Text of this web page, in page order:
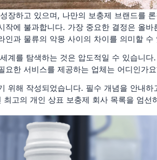
장하고 있으며, 나만의 보충제 브랜드를
작에 불과합니다. 가장 중요한 결정은 올
인과 물류의 악몽 사이의 차이를 의미할 수
계를 탐색하는 것은 압도적일 수 있습니
요한 서비스를 제공하는 업체는 어디인가
위해 작성되었습니다. 필수 개념을 안내
고의 개인 상표 보충제 회사 목록을 엄선